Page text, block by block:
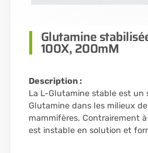
Glutamine
100X, 200mM
Description :
La L-Glutamine stable est
Glutamine dans les milieux
mammifères. Contrairement
est instable en solution et